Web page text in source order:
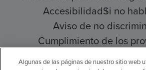
AccesibilidadSi no
Aviso de no
Cumplimiento de los
Transparencia de
Algunas de las páginas de nuestro sitio web